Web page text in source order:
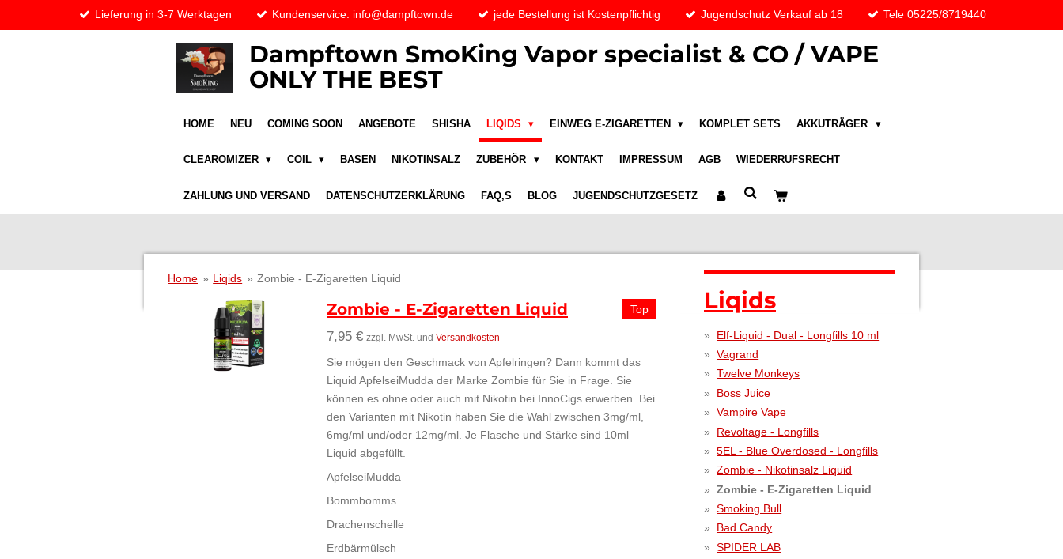
Hauptinhalt
Lieferung in 3-7 Werktagen Kundenservice: info@dampftown.de jede Bestellung ist Kostenpflichtig Jugendschutz Verkauf ab 18 Tele 05225/8719440
Dampftown SmoKing Vapor specialist & CO / VAPE
ONLY THE BEST
HOME NEU COMING SOON ANGEBOTE SHISHA LIQIDS EINWEG E-ZIGARETTEN KOMPLET SETS AKKUTRÄGER
CLEAROMIZER COIL BASEN NIKOTINSALZ ZUBEHÖR KONTAKT IMPRESSUM AGB WIEDERRUFSRECHT
ZAHLUNG UND VERSAND DATENSCHUTZERKLÄRUNG FAQ,S BLOG JUGENDSCHUTZGESETZ
Home » Liqids » Zombie - E-Zigaretten Liquid
Top
Zombie - E-Zigaretten Liquid
7,95 € zzgl. MwSt. und Versandkosten
Sie mögen den Geschmack von Apfelringen? Dann kommt das
Liquid ApfelseiMudda der Marke Zombie für Sie in Frage. Sie
können es ohne oder auch mit Nikotin bei InnoCigs erwerben. Bei
den Varianten mit Nikotin haben Sie die Wahl zwischen 3mg/ml,
6mg/ml und/oder 12mg/ml. Je Flasche und Stärke sind 10ml
Liquid abgefüllt.
ApfelseiMudda
Bommbomms
Drachenschelle
Erdbärmülsch
Liqids
Elf-Liquid - Dual - Longfills 10 ml
Vagrand
Twelve Monkeys
Boss Juice
Vampire Vape
Revoltage - Longfills
5EL - Blue Overdosed - Longfills
Zombie - Nikotinsalz Liquid
Zombie - E-Zigaretten Liquid
Smoking Bull
Bad Candy
SPIDER LAB